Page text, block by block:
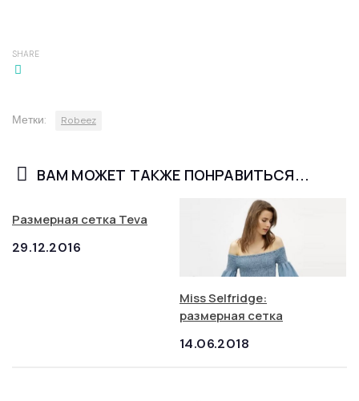
SHARE
Метки: Robeez
ВАМ МОЖЕТ ТАКЖЕ ПОНРАВИТЬСЯ...
Размерная сетка Teva
29.12.2016
Miss Selfridge:
размерная сетка
14.06.2018